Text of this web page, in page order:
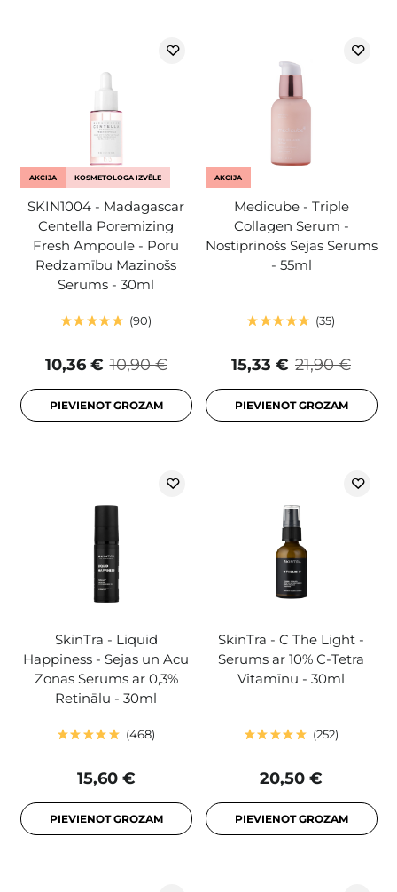
AKCIJA KOSMETOLOGA IZVĒLE
SKIN1004 - Madagascar
Centella Poremizing
Fresh Ampoule - Poru
Redzamību Mazinošs
Serums - 30ml
90
10,90 €
10,36 €
PIEVIENOT GROZAM
AKCIJA
Medicube - Triple
Collagen Serum -
Nostiprinošs Sejas Serums
- 55ml
35
21,90 €
15,33 €
PIEVIENOT GROZAM
SkinTra - Liquid
Happiness - Sejas un Acu
Zonas Serums ar 0,3%
Retinālu - 30ml
468
15,60 €
PIEVIENOT GROZAM
SkinTra - C The Light -
Serums ar 10% C-Tetra
Vitamīnu - 30ml
252
20,50 €
PIEVIENOT GROZAM